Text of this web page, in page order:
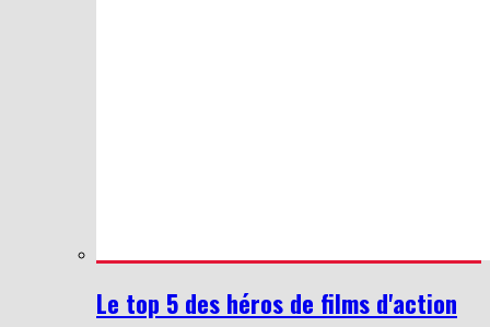
Le top 5 des héros de films d'action